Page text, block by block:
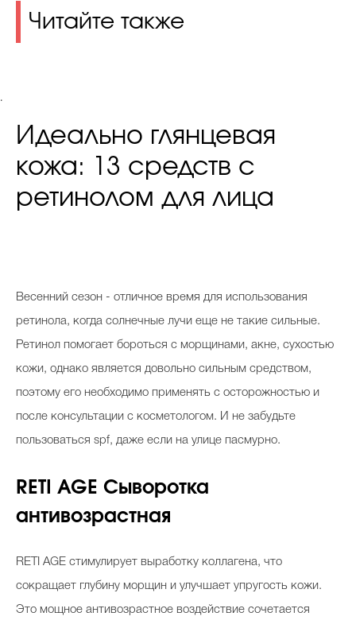
Читайте также
.
Идеально глянцевая
кожа: 13 средств с
ретинолом для лица
Весенний сезон - отличное время для использования
ретинола, когда солнечные лучи еще не такие сильные.
Ретинол помогает бороться с морщинами, акне, сухостью
кожи, однако является довольно сильным средством,
поэтому его необходимо применять с осторожностью и
после консультации с косметологом. И не забудьте
пользоваться spf, даже если на улице пасмурно.
RETI AGE Сыворотка
антивозрастная
RETI AGE стимулирует выработку коллагена, что
сокращает глубину морщин и улучшает упругость кожи.
Это мощное антивозрастное воздействие сочетается